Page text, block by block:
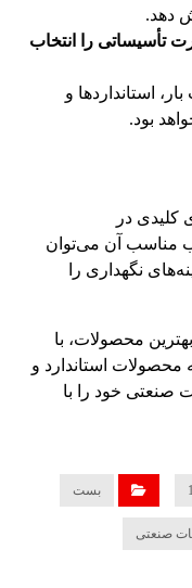
دهد.
تأسیساتی را انتخاب
استانداردها و
بود.
کلیدی در
مناسب آن می‌توان
نگهداری را
محصولات، با
محصولات استاندارد و
صنعتی خود را با
بست
صنعتی